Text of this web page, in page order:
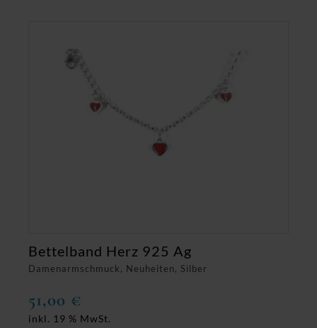
Damenarmschmuck, Neuheiten, Silber
Bettelband Herz 925 Ag
51,00 €
inkl. 19 % MwSt.